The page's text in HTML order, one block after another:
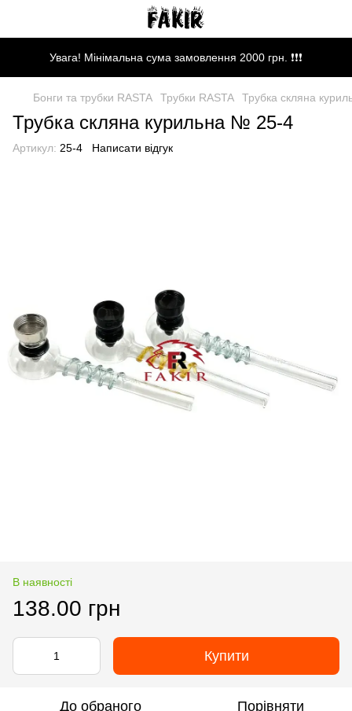
Увага! Мінімальна сума замовлення 2000 грн. ❗❗❗
Бонги та трубки RASTA Трубки RASTA Трубка скляна
Трубка скляна курильна № 25-4
Артикул: 25-4 Написати відгук
В наявності
138.00 грн
Купити
До обраного Порівняти